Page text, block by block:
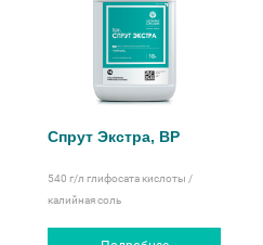
Спрут Экстра, ВР
540 г/л глифосата кислоты /
калийная соль